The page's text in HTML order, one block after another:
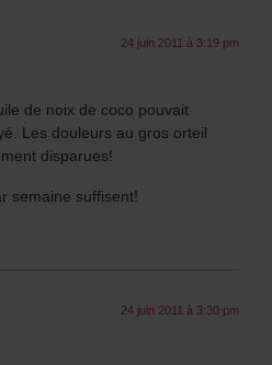
24 juin 2011 à 3:19 pm
de noix de coco pouvait
Les douleurs au gros orteil
disparues!
semaine suffisent!
24 juin 2011 à 3:30 pm